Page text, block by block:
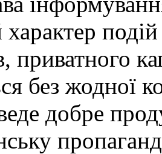
приватного
без жодної
добре